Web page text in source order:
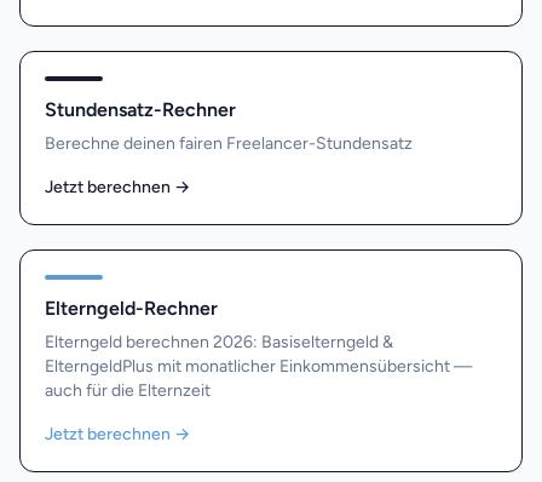
Stundensatz-Rechner
Berechne deinen fairen Freelancer-Stundensatz
Jetzt berechnen →
Elterngeld-Rechner
Elterngeld berechnen 2026: Basiselterngeld &
ElterngeldPlus mit monatlicher Einkommensübersicht —
auch für die Elternzeit
Jetzt berechnen →